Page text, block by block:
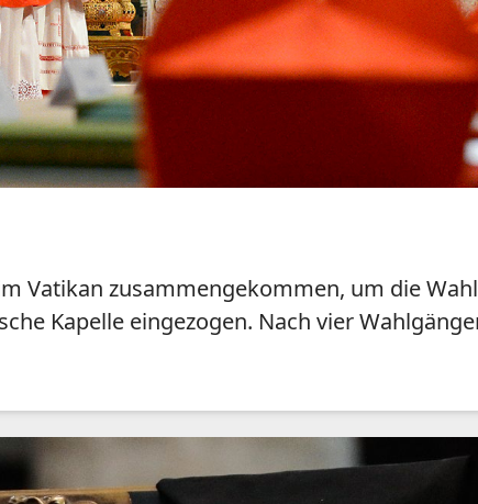
Vatikan zusammengekommen, um die
Kapelle eingezogen. Nach vier